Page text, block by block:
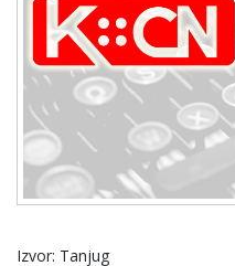
Izvor: Tanjug